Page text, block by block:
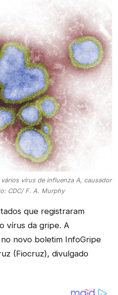
vírus de influenza A, causador
CDC/ F. A. Murphy
que registraram
vírus da gripe. A
novo boletim InfoGripe
(Fiocruz), divulgado